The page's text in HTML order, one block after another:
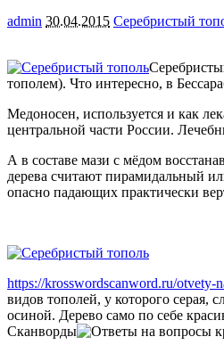
admin 30.04.2015 Серебристый
тополем). Что интересно, в
Медоносен, используется и как
центральной части России.
А в составе мази с мёдом
дерева считают пирамидальный
опасно падающих практически
https://krosswordscanword.ru/otvety-
видов тополей, у которого серая,
осиной. Дерево само по себе
Сканворды